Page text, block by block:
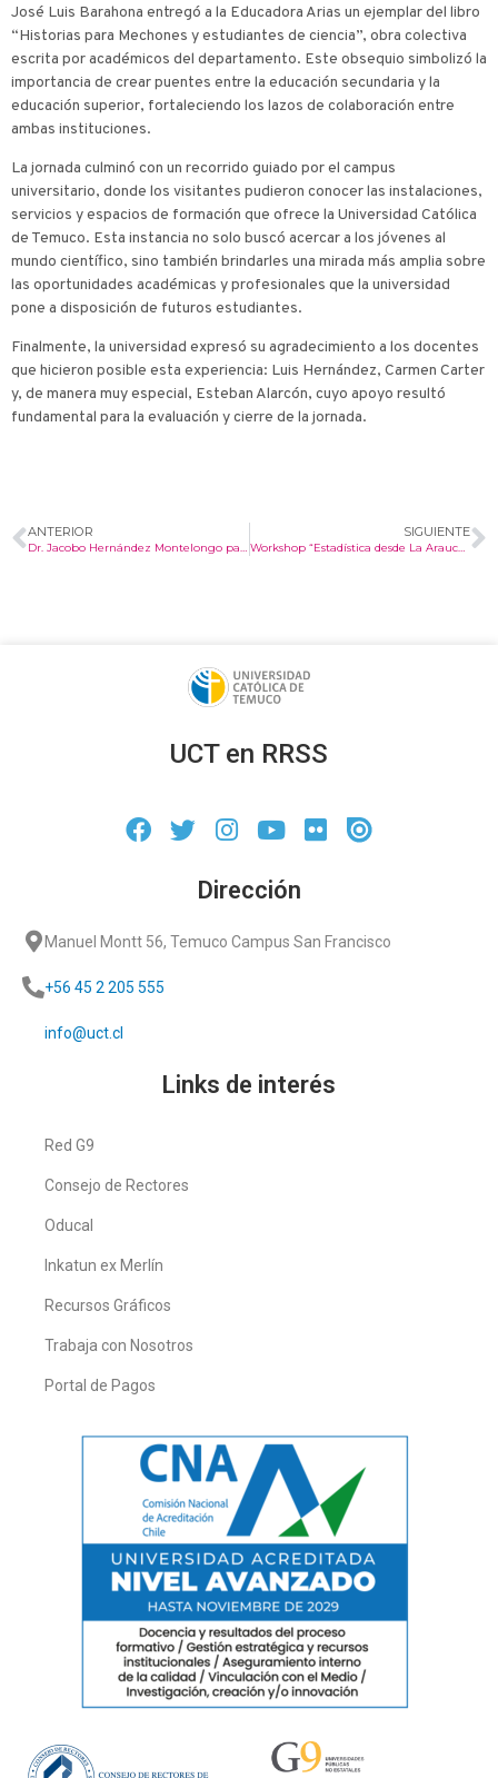
José Luis Barahona entregó a la Educadora Arias un ejemplar del libro
“Historias para Mechones y estudiantes de ciencia”, obra colectiva
escrita por académicos del departamento. Este obsequio simbolizó la
importancia de crear puentes entre la educación secundaria y la
educación superior, fortaleciendo los lazos de colaboración entre
ambas instituciones.
La jornada culminó con un recorrido guiado por el campus
universitario, donde los visitantes pudieron conocer las instalaciones,
servicios y espacios de formación que ofrece la Universidad Católica
de Temuco. Esta instancia no solo buscó acercar a los jóvenes al
mundo científico, sino también brindarles una mirada más amplia sobre
las oportunidades académicas y profesionales que la universidad
pone a disposición de futuros estudiantes.
Finalmente, la universidad expresó su agradecimiento a los docentes
que hicieron posible esta experiencia: Luis Hernández, Carmen Carter
y, de manera muy especial, Esteban Alarcón, cuyo apoyo resultó
fundamental para la evaluación y cierre de la jornada.
ANTERIOR SIGUIENTE
Workshop “Estadística desde La Araucanía” – Conversatorio “Mujeres en la Estadística e Ingeniería”
UCT en RRSS
Dirección
Manuel Montt 56, Temuco Campus San Francisco
+56 45 2 205 555
info@uct.cl
Links de interés
Red G9
Consejo de Rectores
Oducal
Inkatun ex Merlín
Recursos Gráficos
Trabaja con Nosotros
Portal de Pagos